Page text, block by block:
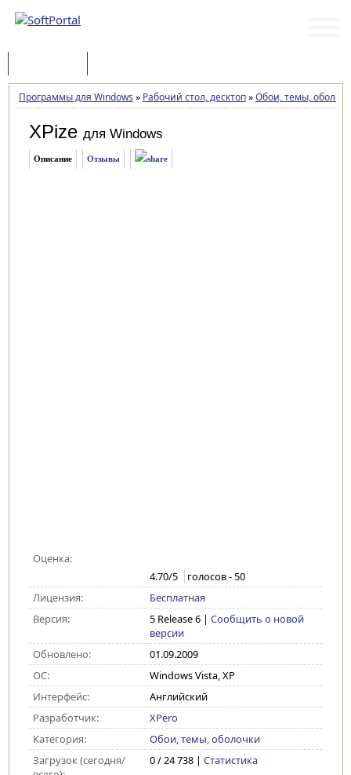
Программы для Windows » Рабочий стол, десктоп»Обои, темы,
XPize для Windows
Описание Отзывы
Оценка:
4.70/5 голосов -50
Лицензия:
Бесплатная
Версия:
5 Release 6| Сообщить о новой
версии
Обновлено:
01.09.2009
ОС:
Windows Vista, XP
Интерфейс:
Английский
Разработчик:
XPero
Категория:
Обои, темы, оболочки
Загрузок (сегодня/
0 / 24 738 | Статистика